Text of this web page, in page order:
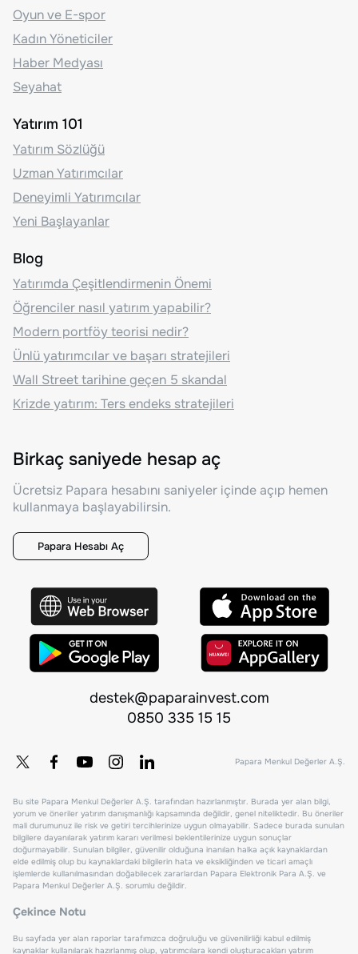
Oyun ve E-spor
Kadın Yöneticiler
Haber Medyası
Seyahat
Yatırım 101
Yatırım Sözlüğü
Uzman Yatırımcılar
Deneyimli Yatırımcılar
Yeni Başlayanlar
Blog
Yatırımda Çeşitlendirmenin Önemi
Öğrenciler nasıl yatırım yapabilir?
Modern portföy teorisi nedir?
Ünlü yatırımcılar ve başarı stratejileri
Wall Street tarihine geçen 5 skandal
Krizde yatırım: Ters endeks stratejileri
Birkaç saniyede hesap aç
Ücretsiz Papara hesabını saniyeler içinde açıp hemen
kullanmaya başlayabilirsin.
Papara Hesabı Aç
destek@paparainvest.com
0850 335 15 15
Papara Menkul Değerler A.Ş.
Bu site Papara Menkul Değerler A.Ş. tarafından hazırlanmıştır. Burada yer alan bilgi,
yorum ve öneriler yatırım danışmanlığı kapsamında değildir, genel niteliktedir. Bu öneriler
mali durumunuz ile risk ve getiri tercihlerinize uygun olmayabilir. Sadece burada sunulan
bilgilere dayanılarak yatırım kararı verilmesi beklentilerinize uygun sonuçlar
doğurmayabilir. Sunulan bilgiler, güvenilir olduğuna inanılan halka açık kaynaklardan
elde edilmiş olup bu kaynaklardaki bilgilerin hata ve eksikliğinden ve ticari amaçlı
işlemlerde kullanılmasından doğabilecek zararlardan Papara Elektronik Para A.Ş. ve
Papara Menkul Değerler A.Ş. sorumlu değildir.
Çekince Notu
Bu sayfada yer alan raporlar tarafımızca doğruluğu ve güvenilirliği kabul edilmiş
kaynaklar kullanılarak hazırlanmış olup, yatırımcılara kendi oluşturacakları yatırım